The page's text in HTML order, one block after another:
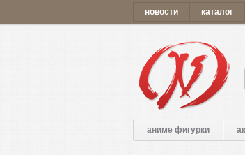
новости каталог
аниме фигурки